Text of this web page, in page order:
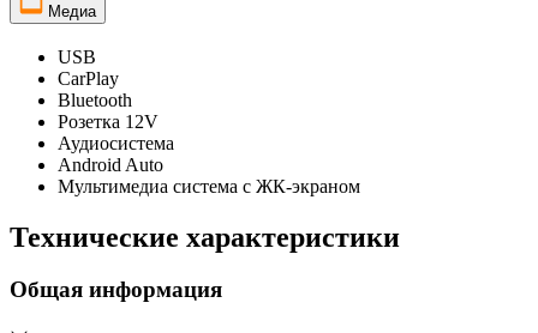
Медиа
USB
CarPlay
Bluetooth
Розетка 12V
Аудиосистема
Android Auto
Мультимедиа система с ЖК-экраном
Технические характеристики
Общая информация